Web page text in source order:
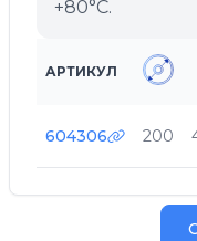
+80°C.
АРТИКУЛ
604306 200